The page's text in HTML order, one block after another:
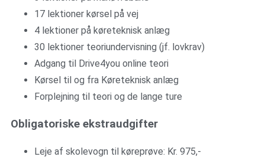
17 lektioner kørsel på vej
4 lektioner på køreteknisk anlæg
30 lektioner teoriundervisning (jf. lovkrav)
Adgang til Drive4you online teori
Kørsel til og fra Køreteknisk anlæg
Forplejning til teori og de lange ture
Obligatoriske ekstraudgifter
Leje af skolevogn til køreprøve: Kr. 975,-